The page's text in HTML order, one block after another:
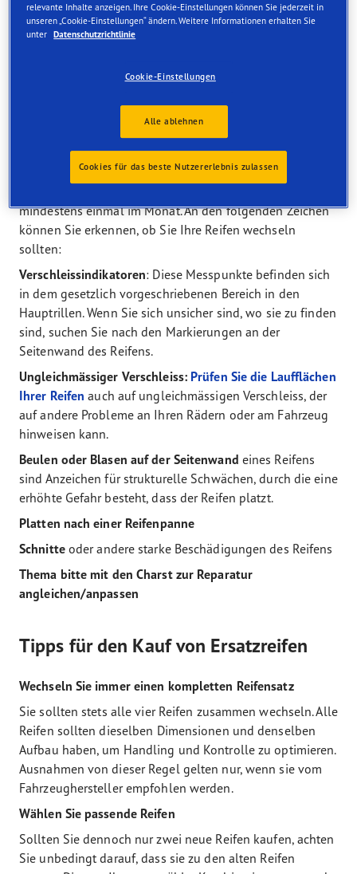
Jeder noch so gute Reifen nutzt sich irgendwann ab und
dann wird es Zeit für einen Reifenwechsel.
mehreren Faktoren ab, wie z. B. Ihrem Fahrstil, den
Wann ist es Zeit für einen Reifenwechsel?
mindestens einmal im Monat. An den folgenden Zeichen
können Sie erkennen, ob Sie Ihre Reifen wechseln
sollten:
Verschleissindikatoren: Diese Messpunkte befinden sich
in dem gesetzlich vorgeschriebenen Bereich in den
Hauptrillen. Wenn Sie sich unsicher sind, wo sie zu finden
sind, suchen Sie nach den Markierungen an der
Seitenwand des Reifens.
Ungleichmässiger Verschleiss: Prüfen Sie die Laufflächen
Ihrer Reifen auch auf ungleichmässigen Verschleiss, der
auf andere Probleme an Ihren Rädern oder am Fahrzeug
hinweisen kann.
Beulen oder Blasen auf der Seitenwand eines Reifens
sind Anzeichen für strukturelle Schwächen, durch die eine
erhöhte Gefahr besteht, dass der Reifen platzt.
Platten nach einer Reifenpanne
Schnitte oder andere starke Beschädigungen des Reifens
Thema bitte mit den Charst zur Reparatur
angleichen/anpassen
Tipps für den Kauf von Ersatzreifen
Wechseln Sie immer einen kompletten Reifensatz
Sie sollten stets alle vier Reifen zusammen wechseln. Alle
Reifen sollten dieselben Dimensionen und denselben
Aufbau haben, um Handling und Kontrolle zu optimieren.
Ausnahmen von dieser Regel gelten nur, wenn sie vom
Fahrzeughersteller empfohlen werden.
Wählen Sie passende Reifen
Sollten Sie dennoch nur zwei neue Reifen kaufen, achten
Sie unbedingt darauf, dass sie zu den alten Reifen
relevante Inhalte anzeigen. Ihre Cookie-Einstellungen können Sie jederzeit in
unseren „Cookie-Einstellungen“ ändern. Weitere Informationen erhalten Sie
unter Datenschutzrichtlinie
Cookie-Einstellungen
Alle ablehnen
Cookies für das beste Nutzererlebnis zulassen